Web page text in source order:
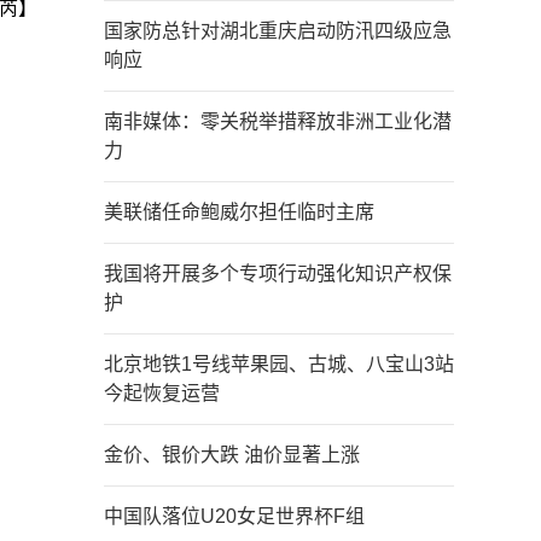
】
国家防总针对湖北重庆启动防汛四级应急
响应
南非媒体：零关税举措释放非洲工业化潜
力
美联储任命鲍威尔担任临时主席
我国将开展多个专项行动强化知识产权保
护
北京地铁1号线苹果园、古城、八宝山3站
今起恢复运营
金价、银价大跌 油价显著上涨
中国队落位U20女足世界杯F组